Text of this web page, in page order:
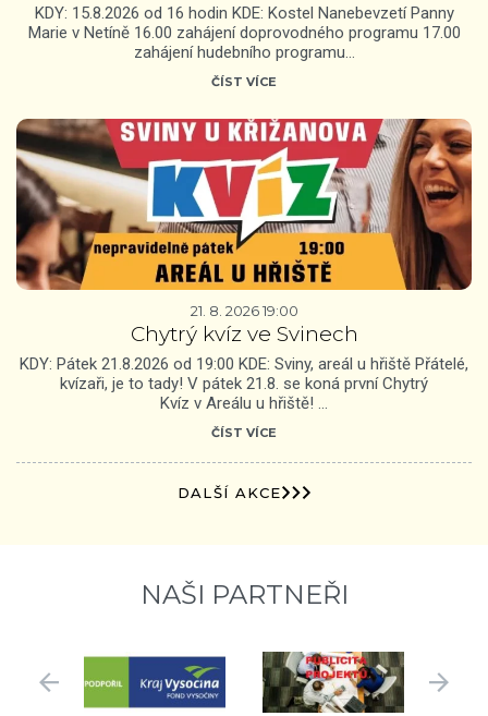
KDY: 15.8.2026 od 16 hodin KDE: Kostel Nanebevzetí Panny
Marie v Netíně 16.00 zahájení doprovodného programu 17.00
zahájení hudebního programu…
ČÍST VÍCE
21. 8. 2026 19:00
Chytrý kvíz ve Svinech
KDY: Pátek 21.8.2026 od 19:00 KDE: Sviny, areál u hřiště Přátelé,
kvízaři, je to tady! V pátek 21.8. se koná první Chytrý
Kvíz v Areálu u hřiště! …
ČÍST VÍCE
DALŠÍ AKCE
NAŠI PARTNEŘI